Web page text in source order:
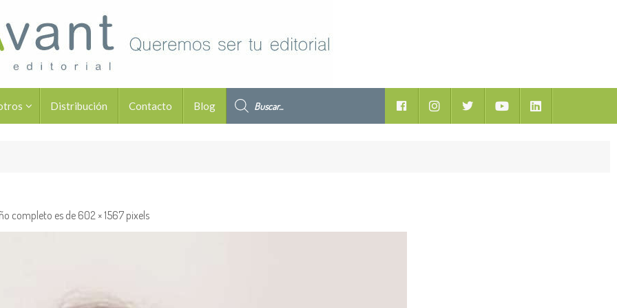
Distribución Contacto Blog
Facebook YoutubeLinkedIn
completo es de602 × 1567pixels